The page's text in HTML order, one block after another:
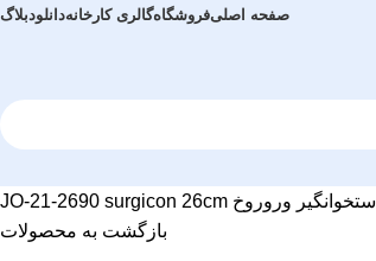
صفحه اصلیفروشگاهگالری کارخانهدانلودبلاگ
استخوانگیر وروروخ JO-21-2690 surgicon 26cm
بازگشت به محصولات